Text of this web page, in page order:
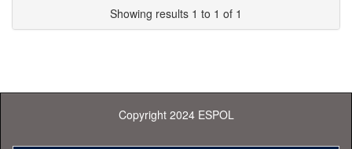
Showing results 1 to 1 of 1
Copyright 2024 ESPOL